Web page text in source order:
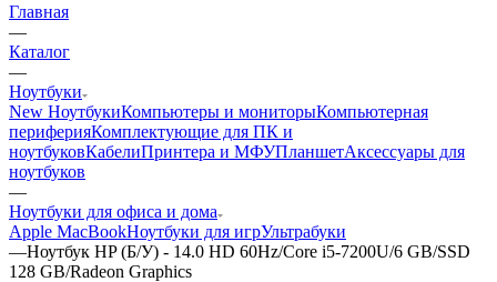
Главная
—
Каталог
—
Ноутбуки
New НоутбукиКомпьютеры и мониторыКомпьютерная
периферияКомплектующие для ПК и
ноутбуковКабелиПринтера и МФУПланшетАксессуары для
ноутбуков
—
Ноутбуки для офиса и дома
Apple MacBookНоутбуки для игрУльтрабуки
—Ноутбук HP (Б/У) - 14.0 HD 60Hz/Core i5-7200U/6 GB/SSD
128 GB/Radeon Graphics